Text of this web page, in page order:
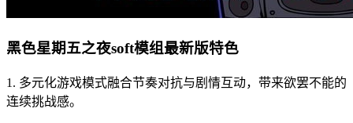
黑色星期五之夜soft模组最新版特色
1. 多元化游戏模式融合节奏对抗与剧情互动，带来欲罢不能的
连续挑战感。